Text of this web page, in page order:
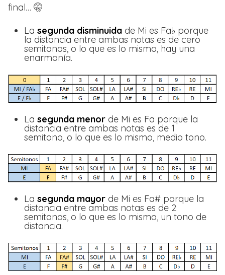
final… 🤫
La segunda disminuida de Mi es Fa♭ porque
la distancia entre ambas notas es de cero
semitonos, o lo que es lo mismo, hay una
enarmonía.
La segunda menor de Mi es Fa porque la
distancia entre ambas notas es de 1
semitono, o lo que es lo mismo, medio tono.
La segunda mayor de Mi es Fa# porque la
distancia entre ambas notas es de 2
semitonos, o lo que es lo mismo, un tono de
distancia.